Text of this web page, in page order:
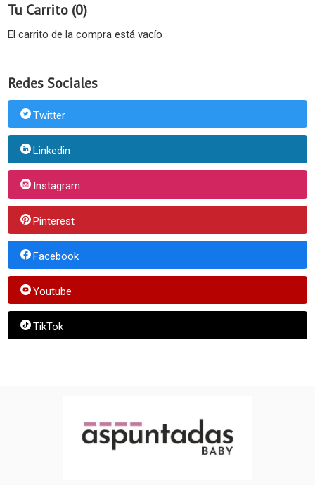
Tu Carrito (0)
El carrito de la compra está vacío
Redes Sociales
Twitter
Linkedin
Instagram
Pinterest
Facebook
Youtube
TikTok